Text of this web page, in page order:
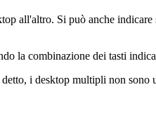
all'altro. Si può anche
la combinazione dei tasti
i desktop multipli non